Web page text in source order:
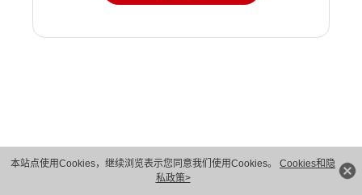
本站点使用Cookies，继续浏览表示您同意我们使用Cookies。 Cookies和隐
私政策>
版权所有 © 华为技术有限公司 1998-2026。 保留一切权利。粤A2-20044005号
隐私保护
法律声明